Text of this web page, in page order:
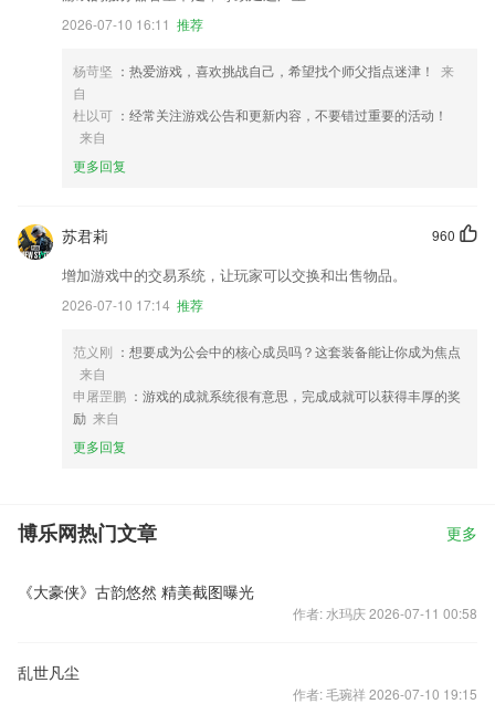
2026-07-10 16:11 推荐
杨苛坚 ：热爱游戏，喜欢挑战自己，希望找个师父指点迷津！
来
自
杜以可 ：经常关注游戏公告和更新内容，不要错过重要的活动！
来自
更多回复
960
苏君莉
增加游戏中的交易系统，让玩家可以交换和出售物品。
2026-07-10 17:14 推荐
范义刚 ：想要成为公会中的核心成员吗？这套装备能让你成为焦点
来自
申屠罡鹏 ：游戏的成就系统很有意思，完成成就可以获得丰厚的奖
励 来自
更多回复
博乐网热门文章 更多
《大豪侠》古韵悠然 精美截图曝光
作者: 水玛庆 2026-07-11 00:58
乱世凡尘
作者: 毛琬祥 2026-07-10 19:15